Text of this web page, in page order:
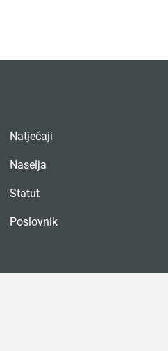
Natječaji
Naselja
Statut
Poslovnik